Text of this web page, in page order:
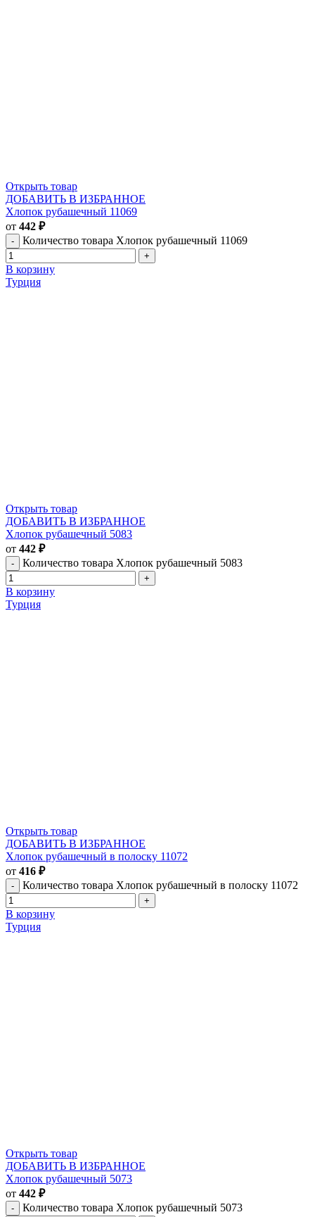
Открыть товар
ДОБАВИТЬ В ИЗБРАННОЕ
Хлопок рубашечный 11069
от 442 ₽
Количество товара Хлопок рубашечный 11069
В корзину
Турция
Открыть товар
ДОБАВИТЬ В ИЗБРАННОЕ
Хлопок рубашечный 5083
от 442 ₽
Количество товара Хлопок рубашечный 5083
В корзину
Турция
Открыть товар
ДОБАВИТЬ В ИЗБРАННОЕ
Хлопок рубашечный в полоску 11072
от 416 ₽
Количество товара Хлопок рубашечный в полоску 11072
В корзину
Турция
Открыть товар
ДОБАВИТЬ В ИЗБРАННОЕ
Хлопок рубашечный 5073
от 442 ₽
Количество товара Хлопок рубашечный 5073